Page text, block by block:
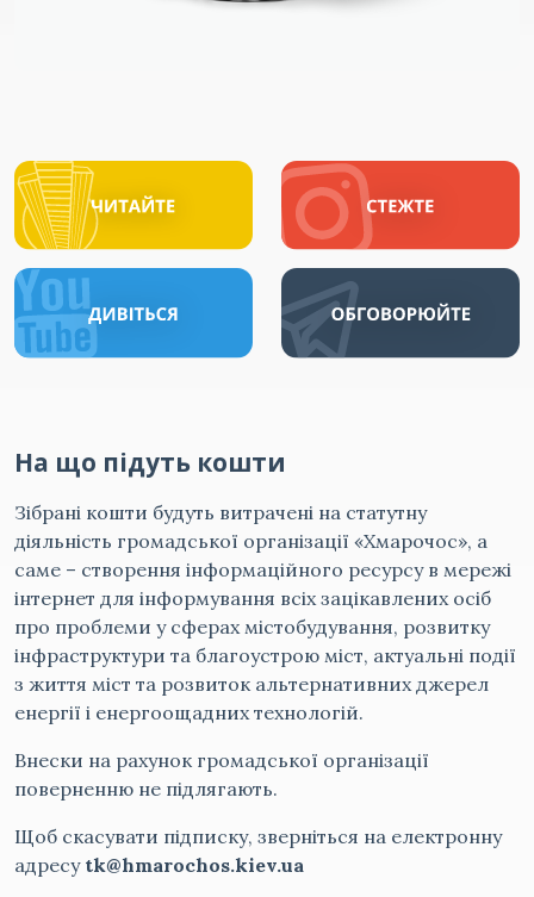
На що підуть кошти
Зібрані кошти будуть витрачені на статутну
діяльність громадської організації «Хмарочос», а
саме – створення інформаційного ресурсу в мережі
інтернет для інформування всіх зацікавлених осіб
про проблеми у сферах містобудування, розвитку
інфраструктури та благоустрою міст, актуальні події
з життя міст та розвиток альтернативних джерел
енергії і енергоощадних технологій.
Внески на рахунок громадської організації
поверненню не підлягають.
Щоб скасувати підписку, зверніться на електронну
адресу tk@hmarochos.kiev.ua